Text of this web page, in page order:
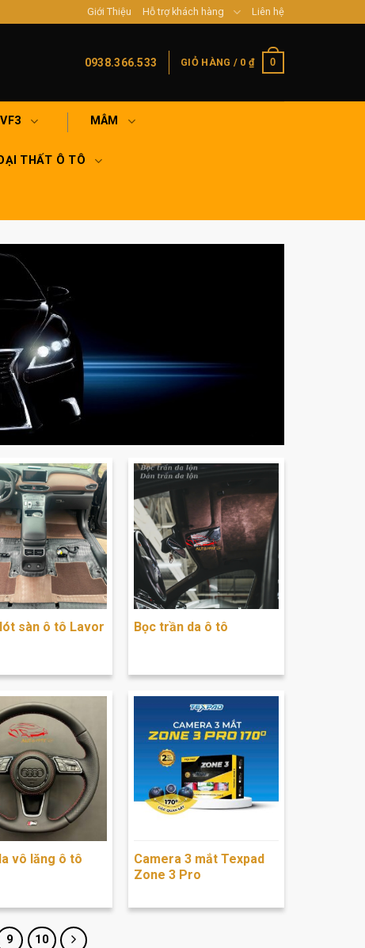
Giới Thiệu Hỗ trợ khách hàng Liên hệ
0938.366.533 GIỎ HÀNG / 0 ₫ 0
MÂM
THẤT Ô TÔ
sàn ô tô Lavor Bọc trần da ô tô
vô lăng ô tô
Camera 3 mắt Texpad
Zone 3 Pro
9 10